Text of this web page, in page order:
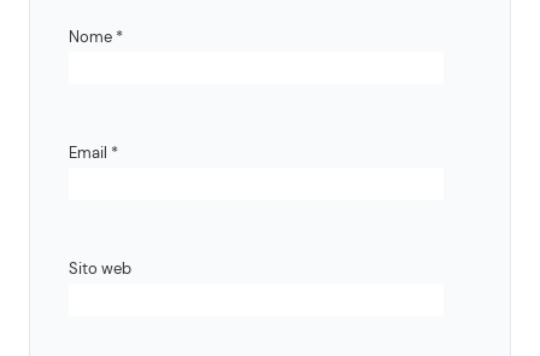
Nome *
Email *
Sito web